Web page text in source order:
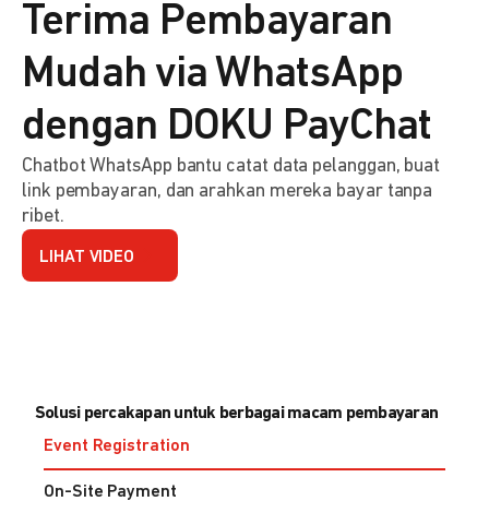
Terima Pembayaran
Mudah via WhatsApp
dengan DOKU PayChat
Chatbot WhatsApp bantu catat data pelanggan, buat
link pembayaran, dan arahkan mereka bayar tanpa
ribet.
LIHAT VIDEO
Solusi percakapan untuk berbagai macam pembayaran
Event Registration
On-Site Payment